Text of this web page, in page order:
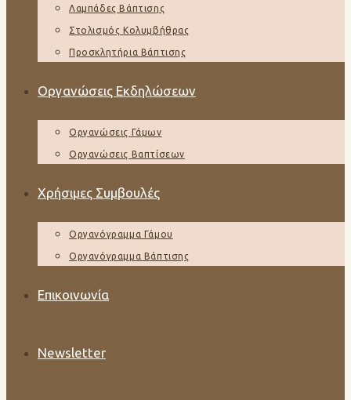
Λαμπάδες Βάπτισης
Στολισμός Κολυμβήθρας
Προσκλητήρια Βάπτισης
Οργανώσεις Εκδηλώσεων
Οργανώσεις Γάμων
Οργανώσεις Βαπτίσεων
Χρήσιμες Συμβουλές
Οργανόγραμμα Γάμου
Οργανόγραμμα Βάπτισης
Επικοινωνία
Newsletter